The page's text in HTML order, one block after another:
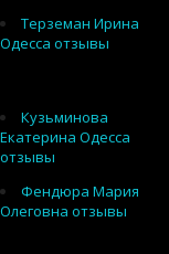
Терземан Ирина
Одесса отзывы
Кузьминова
Екатерина Одесса
отзывы
Фендюра Мария
Олеговна отзывы